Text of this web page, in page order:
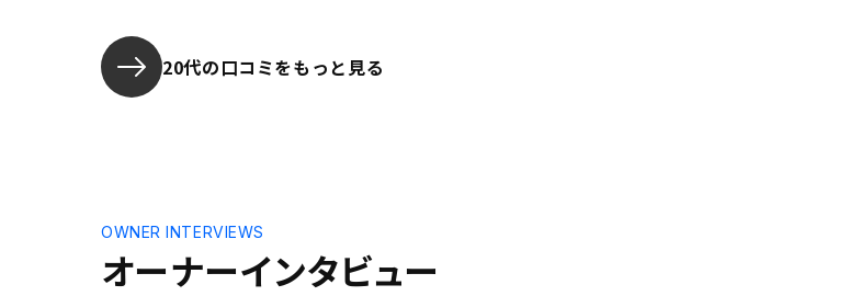
20代の口コミをもっと見る
オーナーインタビュー
OWNER INTERVIEWS